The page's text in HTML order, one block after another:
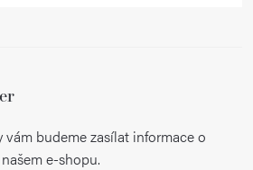
budeme zasílat informace o
e-shopu.